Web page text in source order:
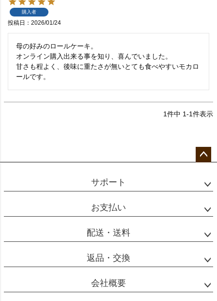
購入者
投稿日 2026/01/24
母の好みのロールケーキ。
オンライン購入出来る事を知り、喜んでいました。
甘さも程よく、後味に重たさが無いとても食べやすいモカロ
ールです。
1件中 1-1件表示
ップ
サポート
お支払い
配送・送料
返品・交換
会社概要